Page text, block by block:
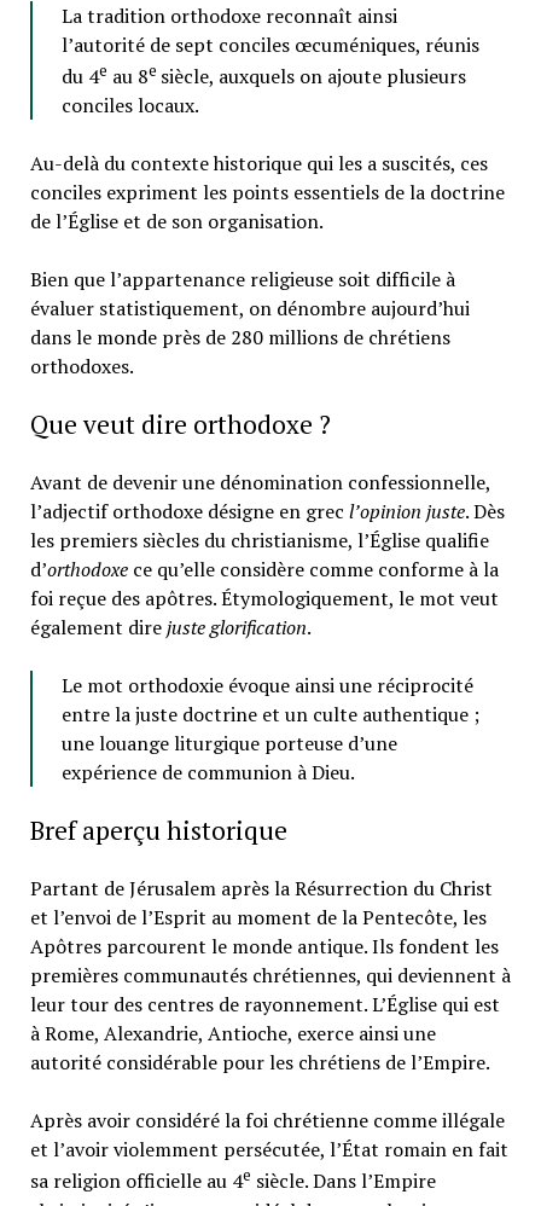
La tradition orthodoxe reconnaît ainsi
l’autorité de sept conciles œcuméniques, réunis
du 4e au 8e siècle, auxquels on ajoute plusieurs
conciles locaux.
Au-delà du contexte historique qui les a suscités, ces
conciles expriment les points essentiels de la doctrine
de l’Église et de son organisation.
Bien que l’appartenance religieuse soit difficile à
évaluer statistiquement, on dénombre aujourd’hui
dans le monde près de 280 millions de chrétiens
orthodoxes.
Que veut dire orthodoxe ?
Avant de devenir une dénomination confessionnelle,
l’adjectif orthodoxe désigne en grec l’opinion juste. Dès
les premiers siècles du christianisme, l’Église qualifie
d’orthodoxece qu’elle considère comme conforme à la
foi reçue des apôtres. Étymologiquement, le mot veut
également direjuste glorification.
Le mot orthodoxie évoque ainsi une réciprocité
entre la juste doctrine et un culte authentique ;
une louange liturgique porteuse d’une
expérience de communion à Dieu.
Bref aperçu historique
Partant de Jérusalem après la Résurrection du Christ
et l’envoi de l’Esprit au moment de la Pentecôte, les
Apôtres parcourent le monde antique. Ils fondent les
premières communautés chrétiennes, qui deviennent à
leur tour des centres de rayonnement. L’Église qui est
à Rome, Alexandrie, Antioche, exerce ainsi une
autorité considérable pour les chrétiens de l’Empire.
Après avoir considéré la foi chrétienne comme illégale
et l’avoir violemment persécutée, l’État romain en fait
sa religion officielle au 4e siècle. Dans l’Empire